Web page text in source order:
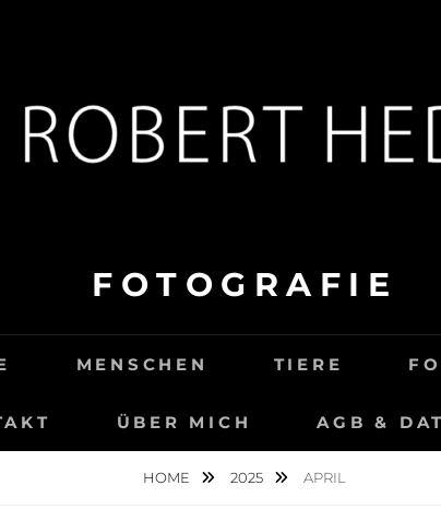
FOTOGRAFIE
MENSCHEN TIERE
ÜBER MICH AGB &
HOME 2025 APRIL